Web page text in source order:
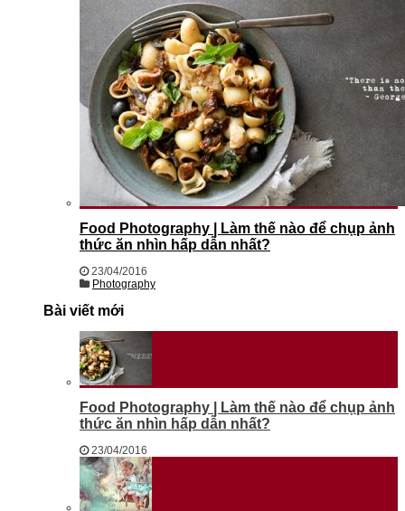
Food Photography | Làm thế nào để chụp ảnh
thức ăn nhìn hấp dẫn nhất?
23/04/2016
Photography
Bài viết mới
Food Photography | Làm thế nào để chụp ảnh
thức ăn nhìn hấp dẫn nhất?
23/04/2016